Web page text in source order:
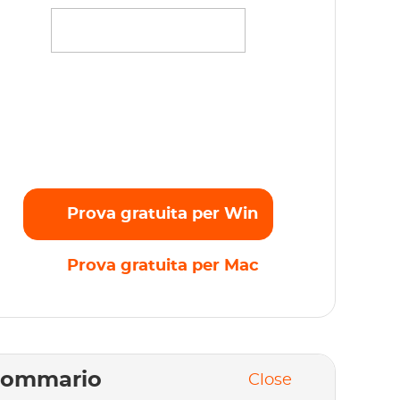
Prova gratuita per Win
Prova gratuita per Mac
Close